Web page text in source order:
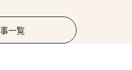
一覧